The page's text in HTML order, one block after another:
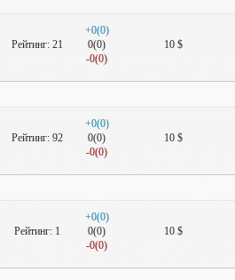
10 $
+0(0)
0(0)
-0(0)
Рейтинг:21
10 $
+0(0)
0(0)
-0(0)
Рейтинг:92
10 $
+0(0)
0(0)
-0(0)
Рейтинг:1